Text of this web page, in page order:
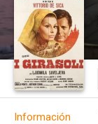
Información